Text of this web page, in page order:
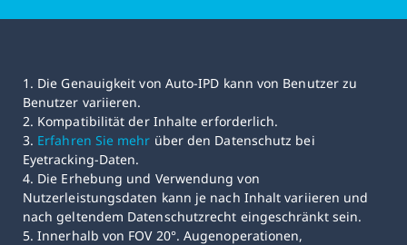
1. Die Genauigkeit von Auto-IPD kann von Benutzer zu
Benutzer variieren.
2. Kompatibilität der Inhalte erforderlich.
3. Erfahren Sie mehr über den Datenschutz bei
Eyetracking-Daten.
4. Die Erhebung und Verwendung von
Nutzerleistungsdaten kann je nach Inhalt variieren und
nach geltendem Datenschutzrecht eingeschränkt sein.
5. Innerhalb von FOV 20°. Augenoperationen,